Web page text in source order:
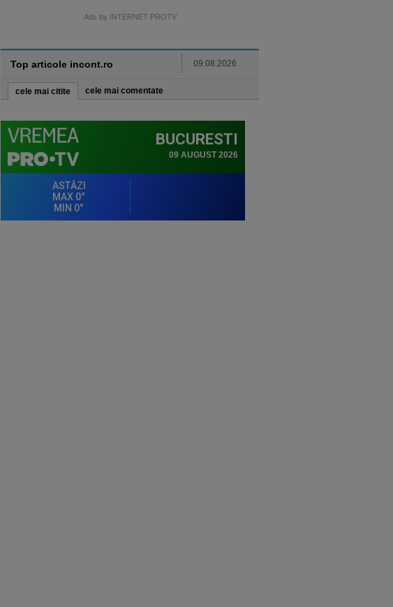
Ads by INTERNET PROTV
Top articole incont.ro 09.08.2026
cele mai citite cele mai comentate